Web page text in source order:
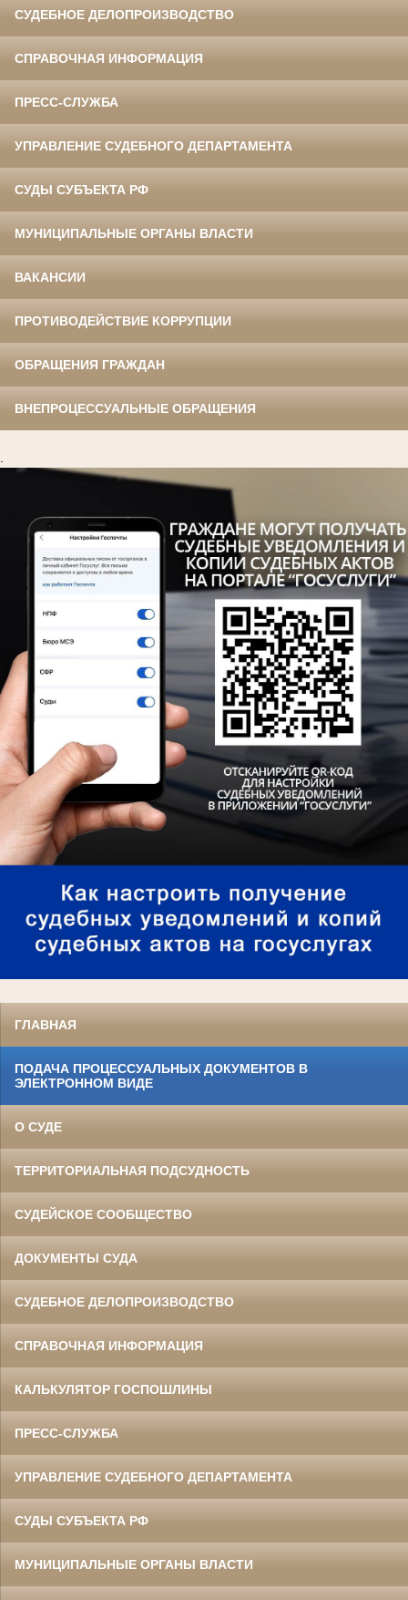
СУДЕБНОЕ ДЕЛОПРОИЗВОДСТВО
СПРАВОЧНАЯ ИНФОРМАЦИЯ
ПРЕСС-СЛУЖБА
УПРАВЛЕНИЕ СУДЕБНОГО ДЕПАРТАМЕНТА
СУДЫ СУБЪЕКТА РФ
МУНИЦИПАЛЬНЫЕ ОРГАНЫ ВЛАСТИ
ВАКАНСИИ
ПРОТИВОДЕЙСТВИЕ КОРРУПЦИИ
ОБРАЩЕНИЯ ГРАЖДАН
ВНЕПРОЦЕССУАЛЬНЫЕ ОБРАЩЕНИЯ
ГЛАВНАЯ
ПОДАЧА ПРОЦЕССУАЛЬНЫХ ДОКУМЕНТОВ В
ЭЛЕКТРОННОМ ВИДЕ
О СУДЕ
ТЕРРИТОРИАЛЬНАЯ ПОДСУДНОСТЬ
СУДЕЙСКОЕ СООБЩЕСТВО
ДОКУМЕНТЫ СУДА
СУДЕБНОЕ ДЕЛОПРОИЗВОДСТВО
СПРАВОЧНАЯ ИНФОРМАЦИЯ
КАЛЬКУЛЯТОР ГОСПОШЛИНЫ
ПРЕСС-СЛУЖБА
УПРАВЛЕНИЕ СУДЕБНОГО ДЕПАРТАМЕНТА
СУДЫ СУБЪЕКТА РФ
МУНИЦИПАЛЬНЫЕ ОРГАНЫ ВЛАСТИ